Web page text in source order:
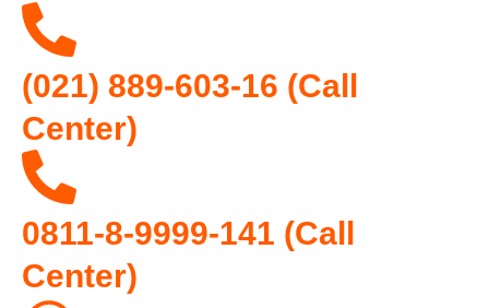
(021) 889-603-16 (Call
Center)
0811-8-9999-141 (Call
Center)